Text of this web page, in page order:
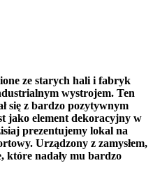
ze starych hali i fabryk
wystrojem. Ten
się z bardzo pozytywnym
jako element dekoracyjny w
prezentujemy lokal na
Urządzony z zamysłem,
które nadały mu bardzo